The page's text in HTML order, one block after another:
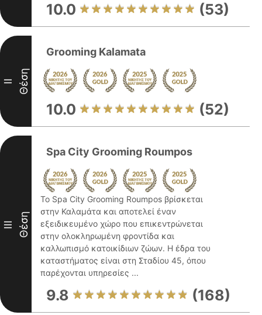
10.0 (53)
II Θέση
Grooming Kalamata
10.0 (52)
III Θέση
Spa City Grooming Roumpos
Το Spa City Grooming Roumpos βρίσκεται
στην Καλαμάτα και αποτελεί έναν
εξειδικευμένο χώρο που επικεντρώνεται
στην ολοκληρωμένη φροντίδα και
καλλωπισμό κατοικίδιων ζώων. Η έδρα του
καταστήματος είναι στη Σταδίου 45, όπου
παρέχονται υπηρεσίες ...
9.8 (168)